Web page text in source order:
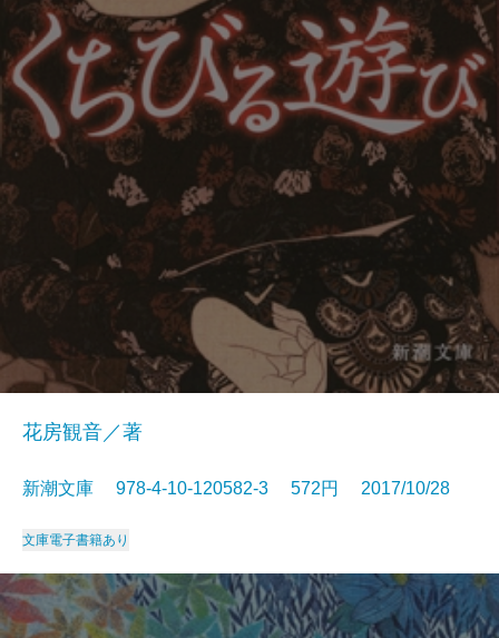
花房観音／著
新潮文庫 978-4-10-120582-3 572円 2017/10/28
文庫電子書籍あり